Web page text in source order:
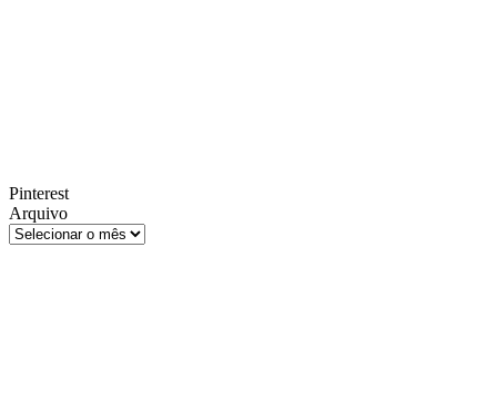
Pinterest
Arquivo
Arquivo